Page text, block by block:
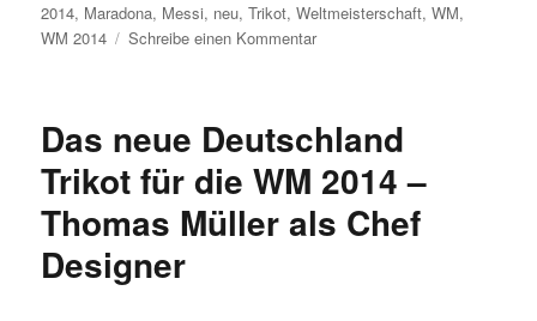
2014, Maradona, Messi, neu,Trikot,Weltmeisterschaft,WM,
WM 2014
Schreibe einen Kommentarzu
in
Aires
vorgestellt
Das neue Deutschland
Trikot für die WM 2014 –
Thomas Müller als Chef
Designer